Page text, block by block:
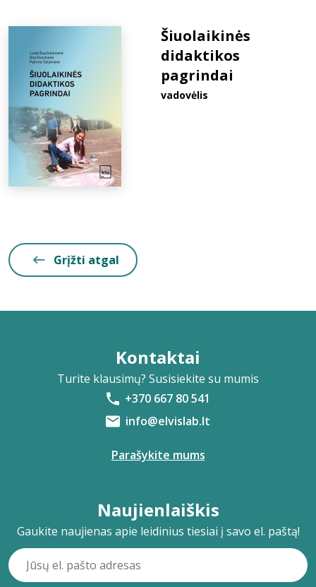
D.U.K.
+370 667 80 541
Šiuolaikinės
didaktikos
pagrindai
vadovėlis
Grįžti atgal
Kontaktai
Turite klausimų? Susisiekite su mumis
+370 667 80 541
info@elvislab.lt
Parašykite mums
Naujienlaiškis
Gaukite naujienas apie leidinius tiesiai į savo el. paštą!